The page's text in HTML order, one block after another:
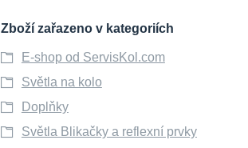
Zboží zařazeno v kategoriích
E-shop od ServisKol.com
Světla na kolo
Doplňky
Světla Blikačky a reflexní prvky